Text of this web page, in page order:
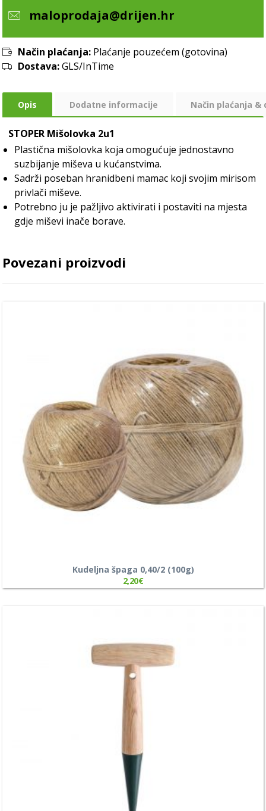
maloprodaja@drijen.hr
Način plaćanja: Plaćanje pouzećem (gotovina)
Dostava:GLS/InTime
Opis Dodatne informacije Način plaćanja &
STOPER Mišolovka 2u1
Plastična mišolovka koja omogućuje jednostavno
suzbijanje miševa u kućanstvima.
Sadrži poseban hranidbeni mamac koji svojim mirisom
privlači miševe.
Potrebno ju je pažljivo aktivirati i postaviti na mjesta
gdje miševi inače borave.
Povezani proizvodi
Kudeljna špaga 0,40/2 (100g)
2,20€